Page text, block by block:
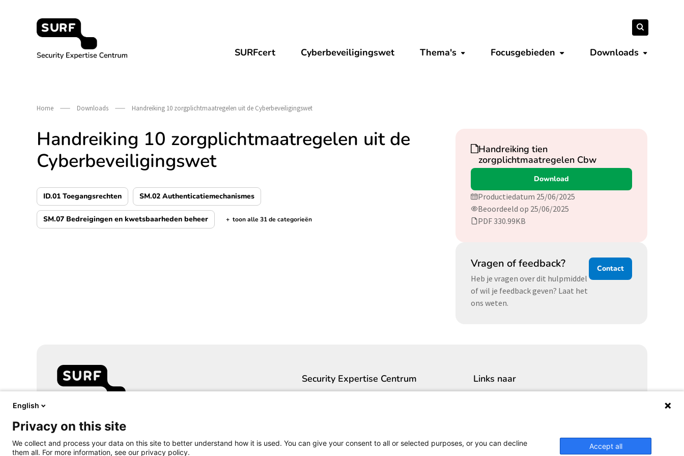
Security Expertise Centrum – by SURF
Zoeken
naar:Zoeken
SURFcert Cyberbeveiligingswet Thema's Submenu tonen
Focusgebieden Submenu tonen
Downloads
Home Downloads Handreiking 10 zorgplichtmaatregelen uit de Cyberbeveiligingswet
Handreiking 10 zorgplichtmaatregelen uit de
Cyberbeveiligingswet
ID.01 Toegangsrechten SM.02 Authenticatiemechanismes
SM.07 Bedreigingen en kwetsbaarheden beheer de categorieën tonen/verbergen
+ toon alle 31 de categorieën
Download
Handreiking tien
zorgplichtmaatregelen Cbw
Download
Productiedatum 25/06/2025
Beoordeeld op 25/06/2025
PDF 330.99KB
Vragen of feedback?
Heb je vragen over dit hulpmiddel
of wil je feedback geven? Laat het
ons weten.
Contact
ons
Security Expertise Centrum
Vacatures
Links naar
SURF Vendor Compliance
English
Privacy on this site
We collect and process your data on this site to better understand how it is used. You can give your consent to all or selected purposes, or you can decline
them all. For more information, see our privacy policy.
Accept all